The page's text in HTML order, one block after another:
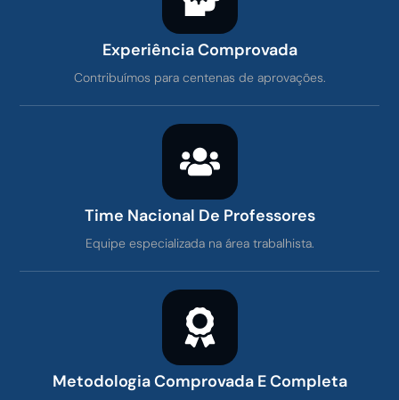
Experiência Comprovada
Contribuímos para centenas de aprovações.
Time Nacional De Professores
Equipe especializada na área trabalhista.
Metodologia Comprovada E Completa